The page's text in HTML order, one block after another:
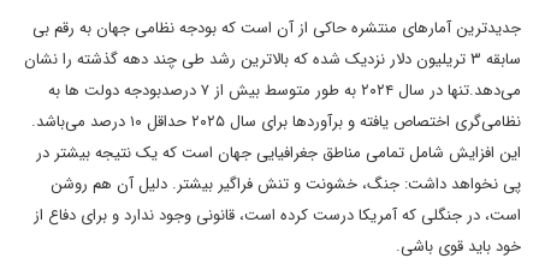
جدیدترین آمارهای منتشره حاکی از آن است که بودجه نظامی جهان به رقم بی
سابقه ۳ تریلیون دلار نزدیک شده که بالاترین رشد طی چند دهه گذشته را نشان
می‌دهد.تنها در سال ۲۰۲۴ به طور متوسط بیش از ۷ درصدبودجه‌ دولت ها به
نظامی‌گری اختصاص یافته و برآوردها برای سال ۲۰۲۵ حداقل ۱۰ درصد می‌باشد.
این افزایش شامل تمامی مناطق جغرافیایی جهان است که یک نتیجه بیشتر در
پی نخواهد داشت: جنگ، خشونت و تنش فراگیر بیشتر. دلیل آن هم روشن
است، در جنگلی که آمریکا درست کرده است، قانونی وجود ندارد و برای دفاع از
خود باید قوی باشی.